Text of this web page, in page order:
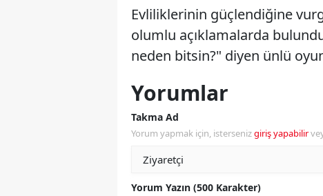
Evliliklerinin güçlendiğine
olumlu açıklamalarda
neden bitsin?" diyen ünlü
Yorumlar
Takma Ad
Yorum yapmak için, istersenizgiriş yapabilir
Yorum Yazın (500 Karakter)